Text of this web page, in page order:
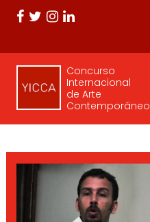
Concurso
Internacional
de Arte
Contemporáneo